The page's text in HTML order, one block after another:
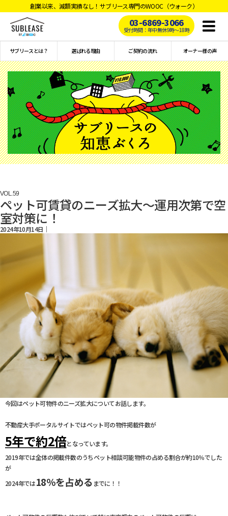
創業以来、減額実績なし！サブリース専門のWOOC（ウォーク）
03-6869-3066
受付時間：年中無休9時〜18時
サブリースとは？ 選ばれる理由 ご契約の流れ オーナー様の声
VOL. 59
ペット可賃貸のニーズ拡大～運用次第で空
室対策に！
2024年10月14日｜
今回はペット可物件のニーズ拡大についてお話します。
不動産大手ポータルサイトではペット可の物件掲載件数が
5年で約2倍となっています。
2019年では全体の掲載件数のうちペット相談可能物件の占める割合が約10％でした
が
2024年では18％を占める までに！！